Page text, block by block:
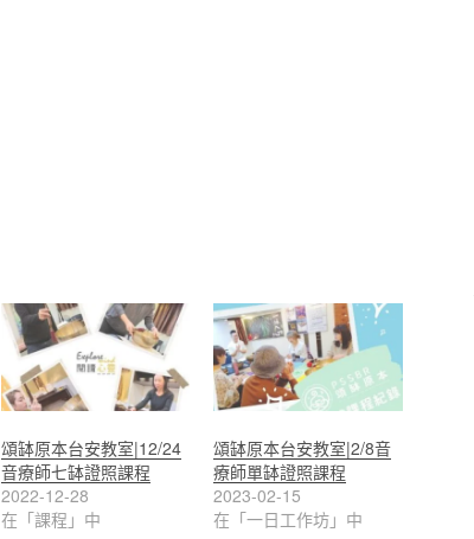
頌缽原本台安教室|12/24
音療師七缽證照課程
2022-12-28
在「課程」中
頌缽原本台安教室|2/8音
療師單缽證照課程
2023-02-15
在「一日工作坊」中